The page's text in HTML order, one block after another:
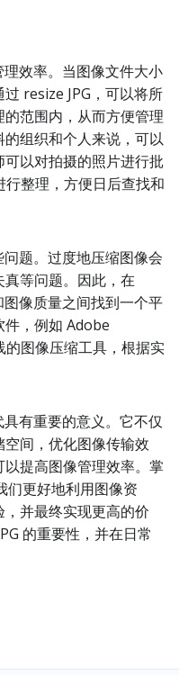
效率。当图像文件大小
resize JPG，可以将所
范围内，从而方便管理
组织和个人来说，可以
以对拍摄的照片进行批
整理，方便日后查找和
题。过度地压缩图像会
等问题。因此，在
像质量之间找到一个平
，例如 Adobe
图像压缩工具，根据实
有重要的意义。它不仅
间，优化图像传输效
提高图像管理效率。掌
们更好地利用图像资
并最终实现更高的价
的重要性，并在日常